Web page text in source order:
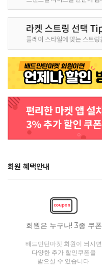
회원 혜택안내
회원은 누구나! 3종 쿠폰
배드민턴마켓 회원이 되시면
다양한 추가 할인쿠폰을
받으실 수 있습니다.